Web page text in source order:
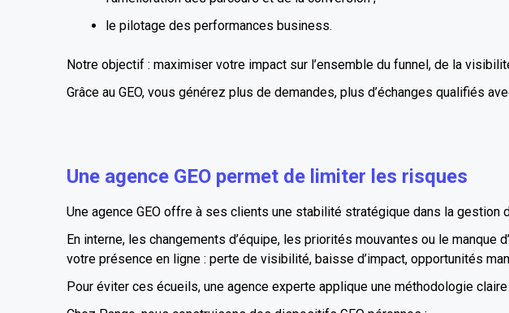
le pilotage des performances business.
Notre objectif : maximiser votre impact sur l’ensemble du funnel, de la
Grâce au GEO, vous générez plus de demandes, plus d’échanges qualifiés
Une agence GEO permet de limiter les risques
Une agence GEO offre à ses clients une stabilité stratégique dans la gestion
En interne, les changements d’équipe, les priorités mouvantes ou le
votre présence en ligne : perte de visibilité, baisse d’impact, opportunités
Pour éviter ces écueils, une agence experte applique une méthodologie